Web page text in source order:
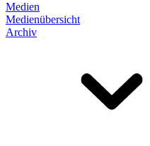
Medien
Medienübersicht
Archiv